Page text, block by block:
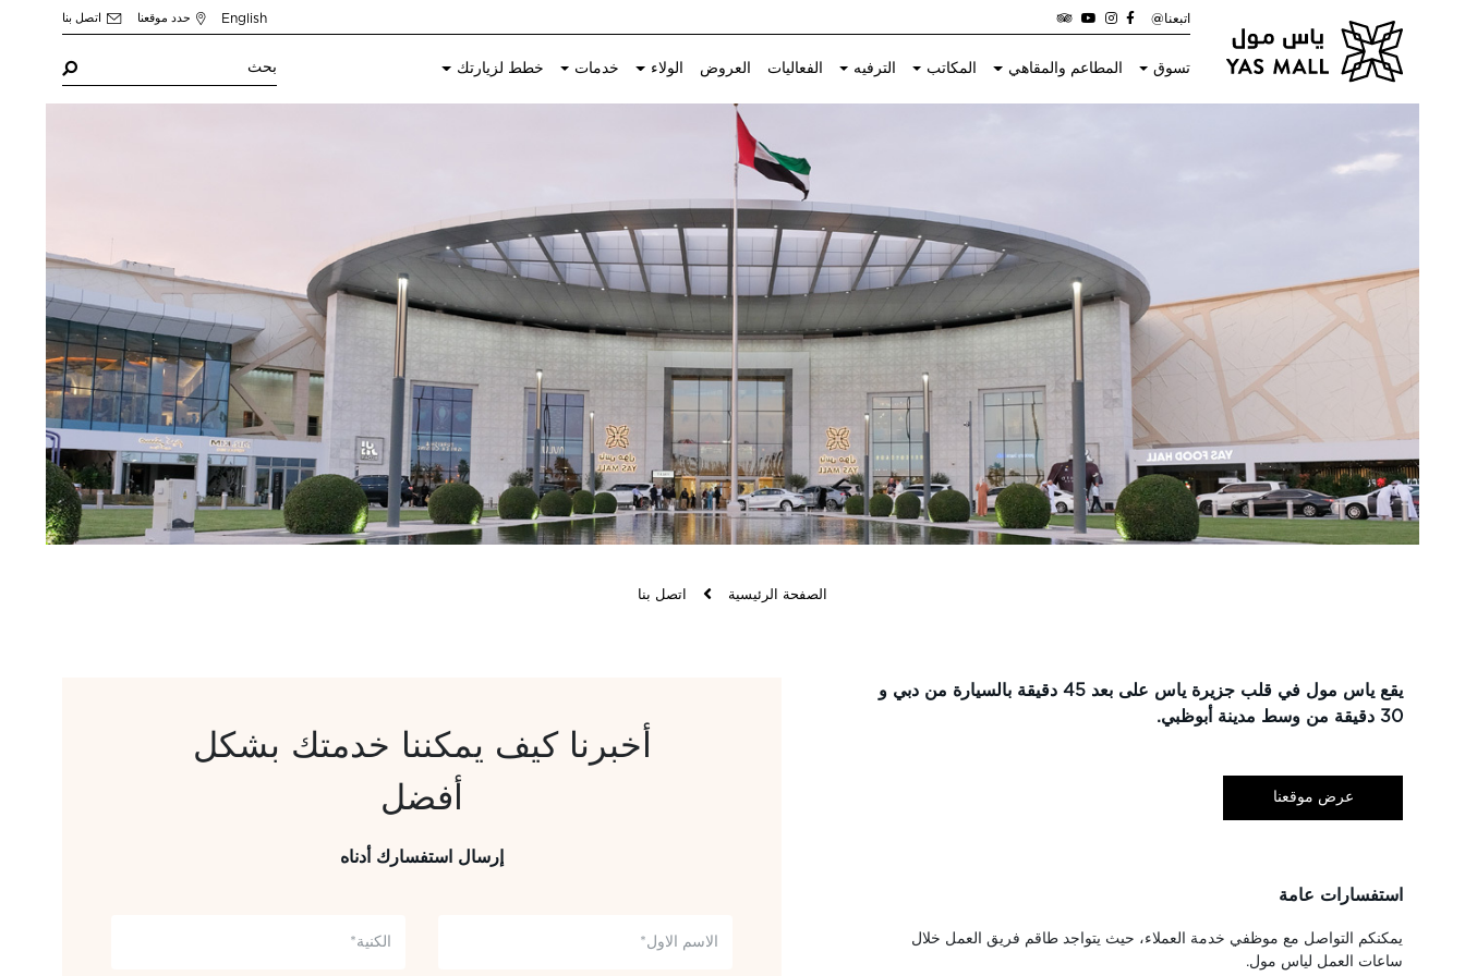
اتبعنا@ English حدد موقعنا اتصل بنا
تسوق المطاعم والمقاهي المكاتب الترفيه الفعاليات العروض الولاء خدمات خطط لزيارتك
الصفحة الرئيسية اتصل بنا
يقع ياس مول في قلب جزيرة ياس على بعد 45 دقيقة بالسيارة من دبي و
30 دقيقة من وسط مدينة أبوظبي.
عرض موقعنا
استفسارات عامة
يمكنكم التواصل مع موظفي خدمة العملاء، حيث يتواجد طاقم فريق العمل خلال
ساعات العمل لياس مول.
أخبرنا كيف يمكننا خدمتك بشكل
أفضل
إرسال استفسارك أدناه